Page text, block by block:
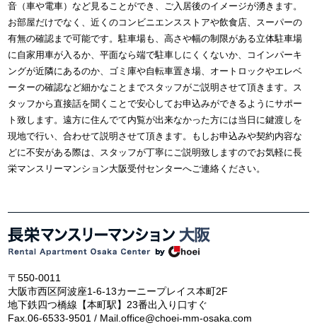
音（車や電車）など見ることができ、ご入居後のイメージが湧きます。
お部屋だけでなく、近くのコンビニエンスストアや飲食店、スーパーの
有無の確認まで可能です。駐車場も、高さや幅の制限がある立体駐車場
に自家用車が入るか、平面なら端で駐車しにくくないか、コインパーキ
ングが近隣にあるのか、ゴミ庫や自転車置き場、オートロックやエレベ
ーターの確認など細かなことまでスタッフがご説明させて頂きます。ス
タッフから直接話を聞くことで安心してお申込みができるようにサポー
ト致します。遠方に住んでて内覧が出来なかった方には当日に鍵渡しを
現地で行い、合わせて説明させて頂きます。もしお申込みや契約内容な
どに不安がある際は、スタッフが丁寧にご説明致しますのでお気軽に長
栄マンスリーマンション大阪受付センターへご連絡ください。
〒550-0011
大阪市西区阿波座1-6-13カーニープレイス本町2F
地下鉄四つ橋線【本町駅】23番出入り口すぐ
Fax.06-6533-9501 / Mail.office@choei-mm-osaka.com